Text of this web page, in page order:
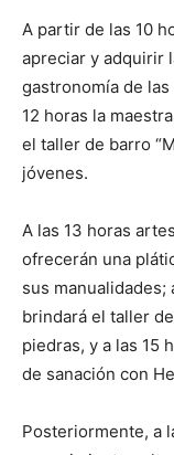
A partir de las 10
apreciar y adquirir
gastronomía de
12 horas la
el taller de barro
jóvenes.
A las 13 horas
ofrecerán una
sus manualidades;
brindará el taller
piedras, y a las 15
de sanación con
Posteriormente, a